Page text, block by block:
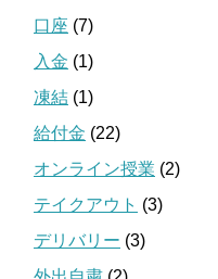
口座 (7)
入金 (1)
凍結 (1)
給付金 (22)
オンライン授業 (2)
テイクアウト (3)
デリバリー (3)